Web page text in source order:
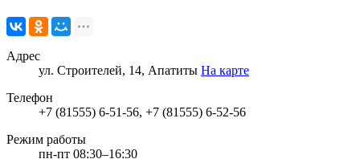
Адрес
ул. Строителей, 14, Апатиты На карте
Телефон
+7 (81555) 6-51-56, +7 (81555) 6-52-56
Режим работы
пн-пт 08:30–16:30